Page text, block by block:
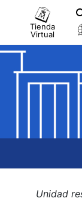
Tienda
Virtual
Unidad